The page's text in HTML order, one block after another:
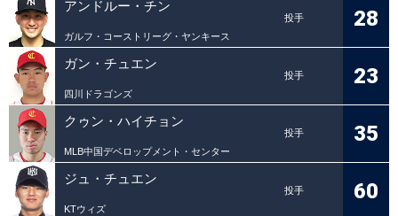
アンドルー・チン
投手
ガルフ・コーストリーグ・ヤンキース
28
ガン・チュエン
投手
四川ドラゴンズ
23
クゥン・ハイチョン
投手
MLB中国デベロップメント・センター
35
ジュ・チュエン
投手
KTウィズ
60